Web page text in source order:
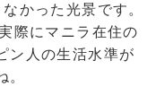
かった光景です。
際にマニラ在住の
ン人の生活水準が
。